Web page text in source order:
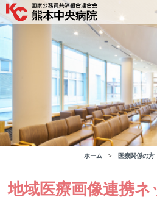
ホーム 医療関係の方
地域医療画像連携